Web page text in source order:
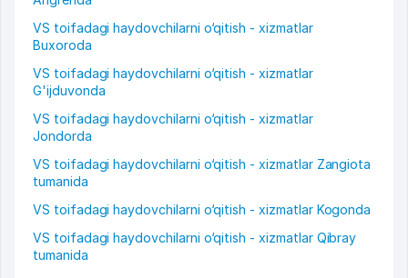
VS toifadagi haydovchilarni o‘qitish - xizmatlar
Buxoroda
VS toifadagi haydovchilarni o‘qitish - xizmatlar
G'ijduvonda
VS toifadagi haydovchilarni o‘qitish - xizmatlar
Jondorda
VS toifadagi haydovchilarni o‘qitish - xizmatlar Zangiota
tumanida
VS toifadagi haydovchilarni o‘qitish - xizmatlar Kogonda
VS toifadagi haydovchilarni o‘qitish - xizmatlar Qibray
tumanida